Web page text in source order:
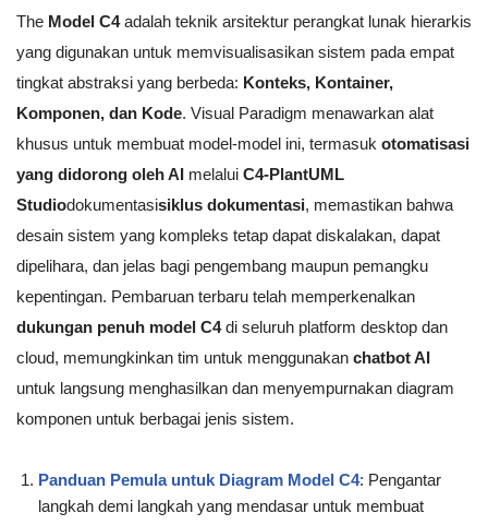
The Model C4adalah teknik arsitektur perangkat lunak hierarkis
yang digunakan untuk memvisualisasikan sistem pada empat
tingkat abstraksi yang berbeda: Konteks, Kontainer,
Komponen, dan Kode. Visual Paradigm menawarkan alat
khusus untuk membuat model-model ini, termasuk otomatisasi
yang didorong oleh AI melalui C4-PlantUML
Studiodokumentasisiklus dokumentasi, memastikan bahwa
desain sistem yang kompleks tetap dapat diskalakan, dapat
dipelihara, dan jelas bagi pengembang maupun pemangku
kepentingan. Pembaruan terbaru telah memperkenalkan
dukungan penuh model C4di seluruh platform desktop dan
cloud, memungkinkan tim untuk menggunakan chatbot AI
untuk langsung menghasilkan dan menyempurnakan diagram
komponen untuk berbagai jenis sistem.
Panduan Pemula untuk Diagram Model C4: Pengantar
langkah demi langkah yang mendasar untuk membuat